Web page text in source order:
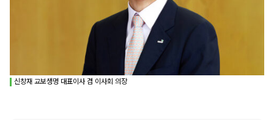
신창재 교보생명 대표이사 겸 이사회 의장